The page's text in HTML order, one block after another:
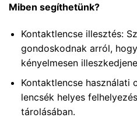
Miben segíthetünk?
Kontaktlencse illesztés:
gondoskodnak arról,
kényelmesen
Kontaktlencse használati
lencsék helyes
tárolásában.